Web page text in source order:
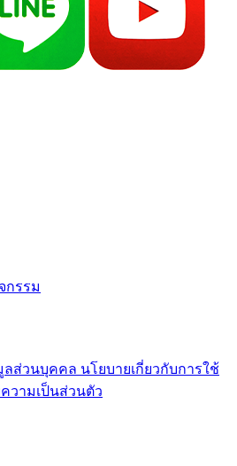
กรรม
ลส่วนบุคคล นโยบายเกี่ยวกับการใช้
วามเป็นส่วนตัว